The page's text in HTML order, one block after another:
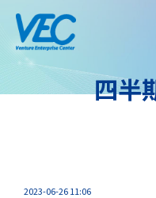
四半
2023-06-26 11:06